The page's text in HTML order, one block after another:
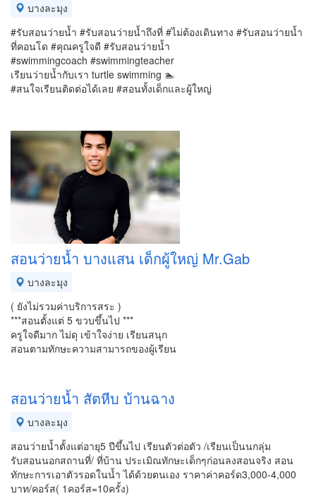
บางละมุง
#รับสอนว่ายน้ำ #รับสอนว่ายน้ำถึงที่ #ไม่ต้องเดินทาง #รับสอนว่ายน้ำ
ที่คอนโด #คุณครูใจดี #รับสอนว่ายน้ำ
#swimmingcoach #swimmingteacher
เรียนว่ายน้ำกับเรา turtle swimming 🏊
#สนใจเรียนติดต่อได้เลย #สอนทั้งเด็กและผู้ใหญ่
สอนว่ายน้ำ บางแสน เด็กผู้ใหญ่ Mr.Gab
บางละมุง
( ยังไม่รวมค่าบริการสระ )
***สอนตั้งแต่ 5 ขวบขึ้นไป ***
ครูใจดีมาก ไม่ดุ เข้าใจง่าย เรียนสนุก
สอนตามทักษะความสามารถของผู้เรียน
สอนว่ายน้ำ สัตหีบ บ้านฉาง
บางละมุง
สอนว่ายน้ำตั้งแต่อายุ5 ปีขึ้นไป เรียนตัวต่อตัว /เรียนเป็นนกลุ่ม
รับสอนนอกสถานที่/ ที่บ้าน ประเมิณทักษะเด็กๆก่อนลงสอนจริง สอน
ทักษะการเอาตัวรอดในน้ำ ได้ด้วยตนเอง ราคาค่าคอร์ด3,000-4,000
บาท/คอร์ส( 1คอร์ส=10ครั้ง)